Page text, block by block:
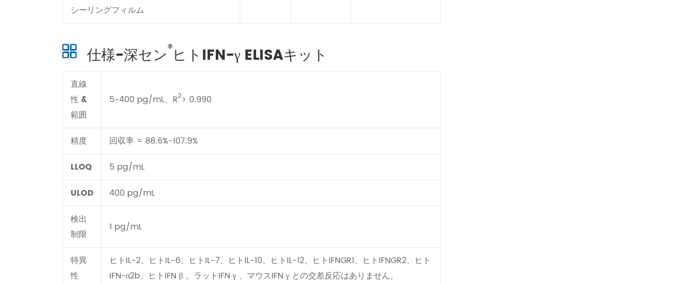
シーリングフィルム
仕様-深セン® ヒトIFN-γ ELISAキット
直線
性 &
範囲
5-400 pg/mL、R2> 0.990
精度
回収率 = 88.6%-107.9%
LLOQ
5 pg/mL
ULOD
400 pg/mL
検出
制限
1 pg/mL
特異
性
ヒトIL-2、ヒトIL-6、ヒトIL-7、ヒトIL-10、ヒトIL-12、ヒトIFNGR1、ヒトIFNGR2、ヒト
IFN-α2b、ヒトIFN β 、ラットIFN γ 、マウスIFN γ との交差反応はありません。